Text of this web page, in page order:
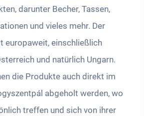
darunter Becher, Tassen,
und vieles mehr. Der
europaweit, einschließlich
und natürlich Ungarn.
die Produkte auch direkt im
abgeholt werden, wo
treffen und sich von ihrer